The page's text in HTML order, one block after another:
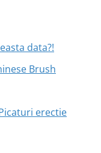
data?!
Brush
erectie